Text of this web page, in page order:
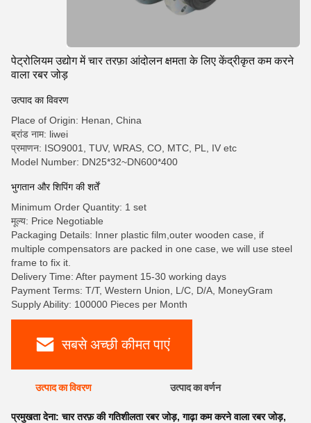
पेट्रोलियम उद्योग में चार तरफ़ा आंदोलन क्षमता के लिए केंद्रीकृत कम करने
वाला रबर जोड़
उत्पाद का विवरण
Place of Origin: Henan, China
ब्रांड नाम: liwei
प्रमाणन: ISO9001, TUV, WRAS, CO, MTC, PL, IV etc
Model Number: DN25*32~DN600*400
भुगतान और शिपिंग की शर्तें
Minimum Order Quantity: 1 set
मूल्य: Price Negotiable
Packaging Details: Inner plastic film,outer wooden case, if
multiple compensators are packed in one case, we will use steel
frame to fix it.
Delivery Time: After payment 15-30 working days
Payment Terms: T/T, Western Union, L/C, D/A, MoneyGram
Supply Ability: 100000 Pieces per Month
सबसे अच्छी कीमत पाएं
उत्पाद का विवरण उत्पाद का वर्णन
प्रमुखता देना:चार तरफ़ की गतिशीलता रबर जोड़,गाढ़ा कम करने वाला रबर जोड़,